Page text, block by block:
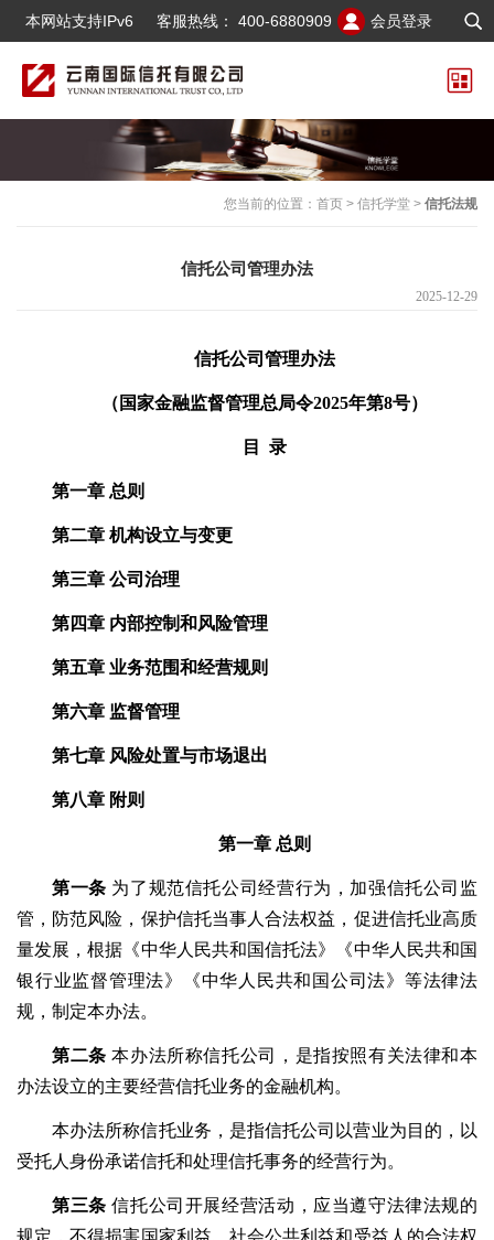
会员登录
客服热线： 400-6880909
本网站支持IPv6
您当前的位置： 首页 > 信托学堂 > 信托法规
信托公司管理办法
2025-12-29
信托公司管理办法
（ 国家金融监督管理总局令2025年第8号）
目 录
第一章 总则
第二章 机构设立与变更
第三章 公司治理
第四章 内部控制和风险管理
第五章 业务范围和经营规则
第六章 监督管理
第七章 风险处置与市场退出
第八章 附则
第一章 总则
第一条 为了规范信托公司经营行为，加强信托公司监
管，防范风险，保护信托当事人合法权益，促进信托业高质
量发展，根据《中华人民共和国信托法》《中华人民共和国
银行业监督管理法》《中华人民共和国公司法》等法律法
规，制定本办法。
第二条 本办法所称信托公司，是指按照有关法律和本
办法设立的主要经营信托业务的金融机构。
本办法所称信托业务，是指信托公司以营业为目的，以
受托人身份承诺信托和处理信托事务的经营行为。
第三条 信托公司开展经营活动，应当遵守法律法规的